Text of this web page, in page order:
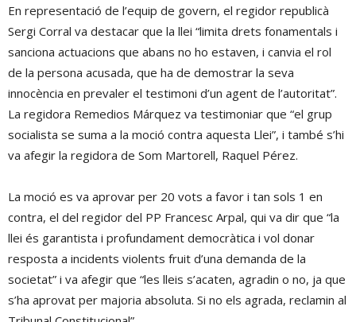
En representació de l’equip de govern, el regidor republicà
Sergi Corral va destacar que la llei “limita drets fonamentals i
sanciona actuacions que abans no ho estaven, i canvia el rol
de la persona acusada, que ha de demostrar la seva
innocència en prevaler el testimoni d’un agent de l’autoritat”.
La regidora Remedios Márquez va testimoniar que “el grup
socialista se suma a la moció contra aquesta Llei”, i també s’hi
va afegir la regidora de Som Martorell, Raquel Pérez.
La moció es va aprovar per 20 vots a favor i tan sols 1 en
contra, el del regidor del PP Francesc Arpal, qui va dir que “la
llei és garantista i profundament democràtica i vol donar
resposta a incidents violents fruit d’una demanda de la
societat” i va afegir que “les lleis s’acaten, agradin o no, ja que
s’ha aprovat per majoria absoluta. Si no els agrada, reclamin al